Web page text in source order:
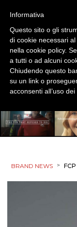
BRAND NEWS >
Informativa
Questo sito o gli
di cookie necessari
nella cookie policy.
a tutti o ad alcuni
Chiudendo questo
su un link o
acconsenti all’uso dei